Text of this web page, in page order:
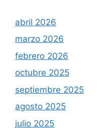
abril 2026
marzo 2026
febrero 2026
octubre 2025
septiembre 2025
agosto 2025
julio 2025